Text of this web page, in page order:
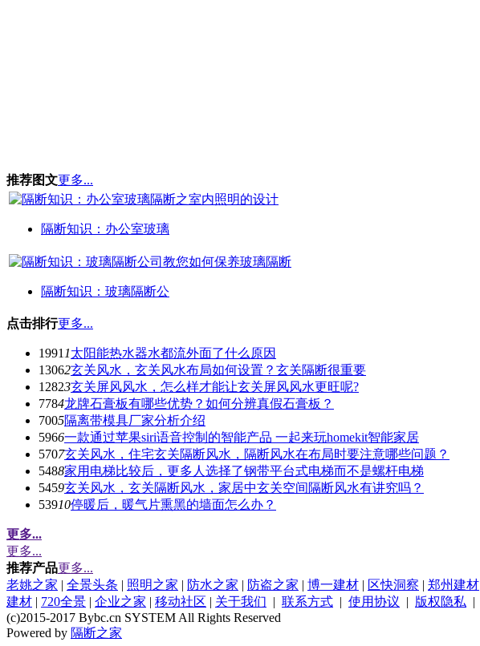
推荐图文更多...
隔断知识：办公室玻璃
隔断知识：玻璃隔断公
点击排行更多...
1991 1太阳能热水器水都流外面了什么原因
13062玄关风水，玄关风水布局如何设置？玄关隔断很重要
12823玄关屏风风水，怎么样才能让玄关屏风风水更旺呢?
7784龙牌石膏板有哪些优势？如何分辨真假石膏板？
7005隔离带模具厂家分析介绍
5966一款通过苹果siri语音控制的智能产品 一起来玩homekit智能家居
5707玄关风水，住宅玄关隔断风水，隔断风水在布局时要注意哪些问题？
5488家用电梯比较后，更多人选择了钢带平台式电梯而不是螺杆电梯
5459玄关风水，玄关隔断风水，家居中玄关空间隔断风水有讲究吗？
53910停暖后，暖气片熏黑的墙面怎么办？
更多...
更多...
推荐产品更多...
老姚之家 | 全景头条 | 照明之家 | 防水之家 | 防盗之家 | 博一建材 | 区快洞察 | 郑州建材
建材 | 720全景 | 企业之家 | 移动社区 | 关于我们 | 联系方式 | 使用协议 | 版权隐私 |
(c)2015-2017 Bybc.cn SYSTEM All Rights Reserved
Powered by 隔断之家